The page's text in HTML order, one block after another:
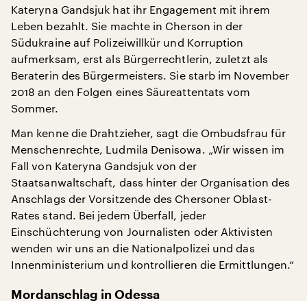
Kateryna Gandsjuk hat ihr Engagement mit ihrem
Leben bezahlt. Sie machte in Cherson in der
Südukraine auf Polizeiwillkür und Korruption
aufmerksam, erst als Bürgerrechtlerin, zuletzt als
Beraterin des Bürgermeisters. Sie starb im November
2018 an den Folgen eines Säureattentats vom
Sommer.
Man kenne die Drahtzieher, sagt die Ombudsfrau für
Menschenrechte, Ludmila Denisowa. „Wir wissen im
Fall von Kateryna Gandsjuk von der
Staatsanwaltschaft, dass hinter der Organisation des
Anschlags der Vorsitzende des Chersoner Oblast-
Rates stand. Bei jedem Überfall, jeder
Einschüchterung von Journalisten oder Aktivisten
wenden wir uns an die Nationalpolizei und das
Innenministerium und kontrollieren die Ermittlungen.“
Mordanschlag in Odessa